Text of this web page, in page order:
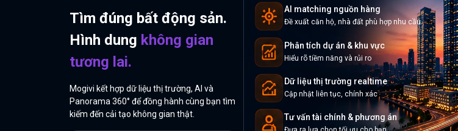
Tìm đúng bất động sản.
Hình dung không gian
tương lai.
Mogivi kết hợp dữ liệu thị trường, AI và
Panorama 360° để đồng hành cùng bạn tìm
kiếm đến cải tạo không gian thật.
AI matching nguồn hàng
Đề xuất căn hộ, nhà đất phù hợp nhu cầu
Phân tích dự án & khu vực
Hiểu rõ tiềm năng và rủi ro
Dữ liệu thị trường realtime
Cập nhật liên tục, chính xác
Tư vấn tài chính & phương án